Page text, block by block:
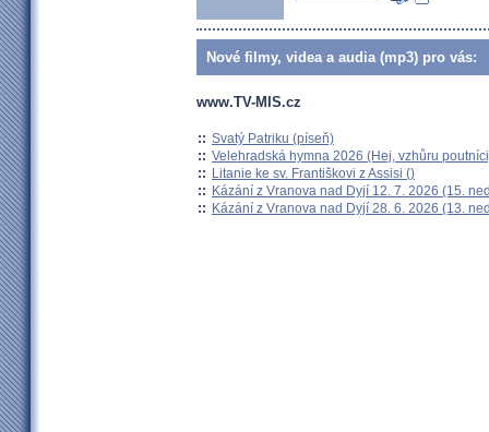
Nové filmy, videa a audia (mp3) pro vás:
www.TV-MIS.cz
:: Svatý Patriku (píseň)
:: Velehradská hymna 2026 (Hej, vzhůru
:: Litanie ke sv. Františkovi z Assisi ()
:: Kázání z Vranova nad Dyjí 12. 7. 2026 (15.
:: Kázání z Vranova nad Dyjí 28. 6. 2026 (13.